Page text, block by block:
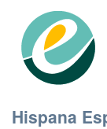
Hispana